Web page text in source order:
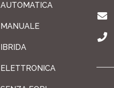
AUTOMATICA
MANUALE
IBRIDA
ELETTRONICA